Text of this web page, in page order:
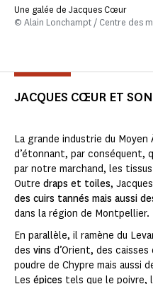
Une galée de Jacques Cœur
© Alain Lonchampt / Centre des
JACQUES CŒUR ET
La grande industrie du
d’étonnant, par conséquent,
par notre marchand, les
Outre draps et toiles,
des cuirs tannés mais aussi
dans la région de Montpellier.
En parallèle, il ramène du
des vins d’Orient, des caisses
poudre de Chypre mais aussi
Les épices tels que le poivre,